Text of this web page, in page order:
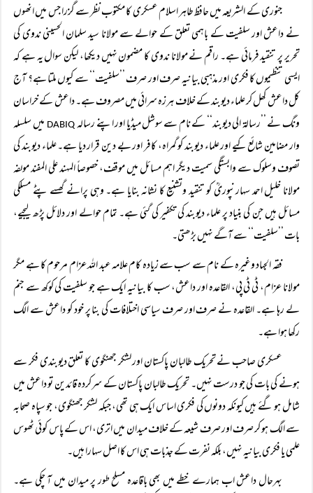
جنوری کے الشریعہ میں حافظ طاہر اسلام عسکری کا مکتوب نظر سے گزرا جس میں انھوں
نے داعش اور سلفیت کے باہمی تعلق کے حوالے سے مولانا سید سلمان الحسینی ندوی کی
تحریر پر تنقید فرمائی ہے۔ راقم نے مولانا ندوی کا مضمون نہیں دیکھا، لیکن سوال یہ ہے کہ
ایسی تنظیموں کا فکری اور مذہبی بیانیہ صرف اور صرف ’’سلفیت‘‘ سے کیوں ملتا ہے؟ آج
کل داعش کھل کر علماء دیوبند کے خلاف ہرزہ سرائی میں مصروف ہے۔ داعش کے خراسان
ونگ نے ’’رسالۃ الی دیوبند‘‘ کے نام سے سوشل میڈیا اور اپنے رسالہDABIQ
میں سلسلہ
وار مضامین شائع کیے اور علماء دیوبند کو گمراہ، کافر اور بے دین قرار دیا ہے۔ علماء دیوبند کی
تصوف وسلوک سے وابستگی سمیت دیگر اہم مسائل میں موقف، خصوصاً المہند علی المفند مولفہ
مولانا خلیل احمد سہارنپوریؒ کو تنقید وتشنیع کا نشانہ بنایا ہے۔ وہی پرانے گھسے پٹے مسلکی
مسائل ہیں جن کی بنیاد پر علماء دیوبند کی تکفیر کی گئی ہے۔ تمام حوالے اور دلائل پڑھ لیجیے،
بات ’’سلفیت‘‘ سے آگے نہیں بڑھتی۔
فقہ الجہاد وغیرہ کے نام سے سب سے زیادہ کام علامہ عبد اللہ عزام مرحوم کا ہے مگر
مولانا عزام، ٹی ٹی پی، القاعدہ اور داعش، سب کا بیانیہ ایک ہے جو سلفیت کی کوکھ سے جنم
لے رہا ہے۔ القاعدہ نے صرف اور صرف سیاسی اختلافات کی بنا پر خود کو داعش سے الگ
رکھا ہوا ہے۔
عسکری صاحب نے تحریک طالبان پاکستان اور لشکر جھنگوی کا تعلق دیوبندی فکر سے
ہونے کی بات کی جو درست نہیں۔ تحریک طالبان پاکستان کے سرکردہ قائدین تو داعش میں
شامل ہو گئے ہیں کیونکہ دونوں کی فکری اساس ایک ہی تھی، جبکہ لشکر جھنگوی، جو سپاہ صحابہ
سے الگ ہو کر صرف اور صرف شیعہ کے خلاف میدان میں اتری، اس کے پاس کوئی ٹھوس
علمی یا فکری بیانیہ نہیں، بلکہ نفرت کے جذبات ہی اس کا اصل سہارا ہیں۔
بہرحال داعش اب ہمارے خطے میں بھی باقاعدہ مسلح طور پر میدان میں آ چکی ہے۔